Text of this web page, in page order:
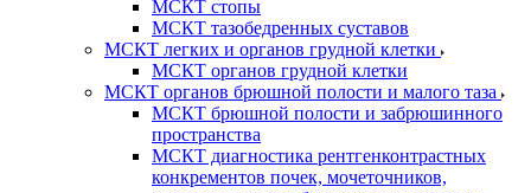
МСКТ стопы
МСКТ тазобедренных суставов
МСКТ легких и органов грудной клетки
МСКТ органов грудной клетки
МСКТ органов брюшной полости и малого таза
МСКТ брюшной полости и забрюшинного
пространства
МСКТ диагностика рентгенконтрастных
конкрементов почек, мочеточников,